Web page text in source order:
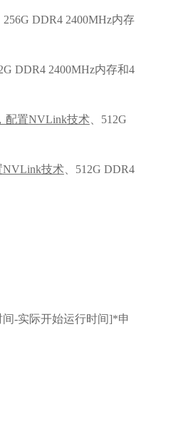
256G DDR4 2400MHz内存
DDR4 2400MHz内存和4
配置NVLink技术、512G
NVLink技术、512G DDR4
-实际开始运行时间]*申